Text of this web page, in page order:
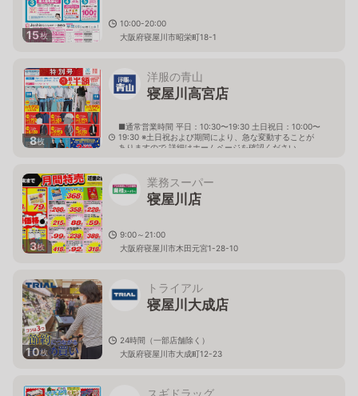
15枚
10:00-20:00
大阪府寝屋川市昭栄町18-1
8枚
洋服の青山
寝屋川高宮店
■通常営業時間 平日：10:30〜19:30 土日祝日：10:00〜
19:30 ※土日祝および期間により、急な変動することが
ありますので 詳細はホームページを確認ください
3枚
業務スーパー
寝屋川店
9:00～21:00
大阪府寝屋川市木田元宮1-28-10
10枚
トライアル
寝屋川大成店
24時間（一部店舗除く）
大阪府寝屋川市大成町12-23
スギドラッグ